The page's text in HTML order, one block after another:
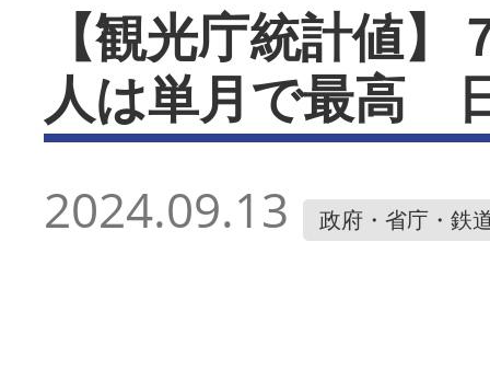
【観光庁統計値
人は単月で最高
2024.09.13 政府・省庁・鉄